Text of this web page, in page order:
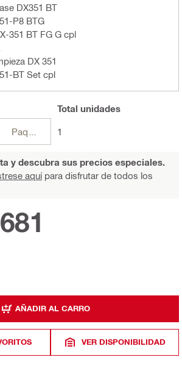
DX351 BT
P8 BTG
351 BT FG G cpl
DX 351
BT Set cpl
Total unidades
1
y descubra sus precios especiales.
aquípara disfrutar de todos los
AÑADIR AL CARRO
VER DISPONIBILIDAD